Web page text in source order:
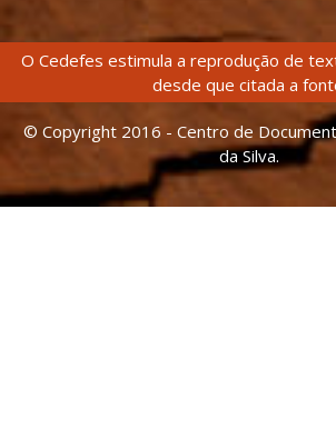
O Cedefes estimula a reprodução de
desde que citada a
© Copyright 2016 - Centro de
da Silva.